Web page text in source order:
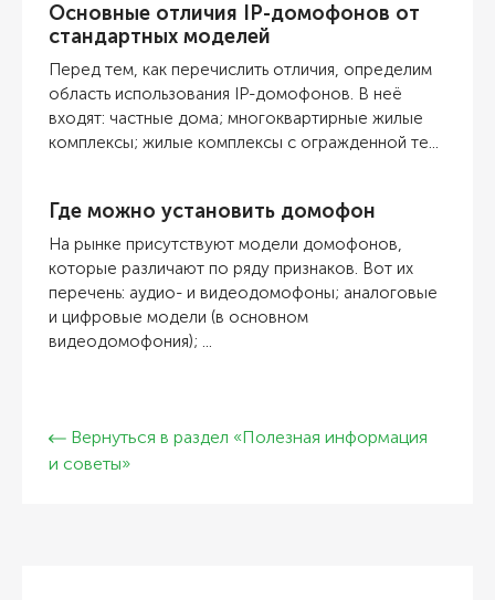
Основные отличия IP-домофонов от
стандартных моделей
Перед тем, как перечислить отличия, определим
область использования IP-домофонов. В неё
входят: частные дома; многоквартирные жилые
комплексы; жилые комплексы с огражденной те...
Где можно установить домофон
На рынке присутствуют модели домофонов,
которые различают по ряду признаков. Вот их
перечень: аудио- и видеодомофоны; аналоговые
и цифровые модели (в основном
видеодомофония); ...
Вернуться в раздел «Полезная информация
и советы»